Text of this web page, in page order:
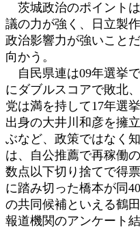
茨城政治のポイント
議の力が強く、日立製
政治影響力が強いこと
向かう。
自民県連は09年選挙
にダブルスコアで敗北
党は満を持して17年選
出身の大井川和彦を擁
ぶなど、政策ではなく
は、自公推薦で再稼働
数点以下切り捨てで得
に踏み切った橋本が同
の共同候補といえる鶴
報道機関のアンケート